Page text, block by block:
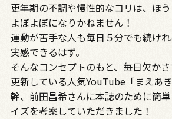
更年期の不調や慢性的なコリは、ほう
よぼよぼになりかねません！
運動が苦手な人も毎日５分でも続け
実感できるはず。
そんなコンセプトのもと、毎日欠か
更新している人気YouTube「まえあ
幹、前田昌希さんに本誌のために簡
イズを考案していただきました！